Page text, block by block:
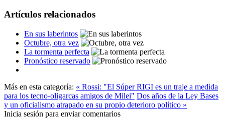
Artículos relacionados
En sus laberintos
Octubre, otra vez
La tormenta perfecta
Pronóstico reservado
Más en esta categoría: « Rossi: "El Súper RIGI es un traje a medida
para los tecno-oligarcas amigos de Milei" Dos años de la Ley Bases
y un oficialismo atrapado en su propio deterioro político »
Inicia sesión para enviar comentarios